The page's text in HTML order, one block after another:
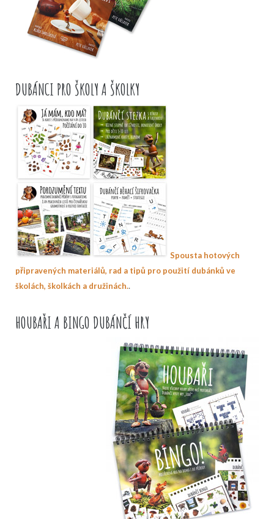
DUBÁNCI PRO ŠKOLY A ŠKOLKY
Spousta hotových
připravených materiálů, rad a tipů pro použití dubánků ve
školách, školkách a družinách..
HOUBAŘI A BINGO DUBÁNČÍ HRY